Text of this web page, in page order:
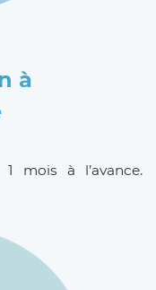
à
1 mois à l’avance.